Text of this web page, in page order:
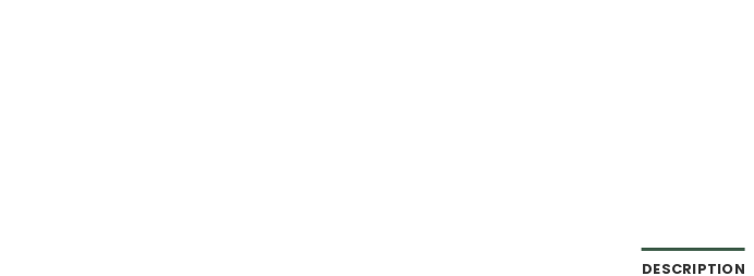
DESCRIPTION